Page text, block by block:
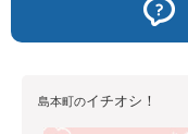
島本町のイチオシ！